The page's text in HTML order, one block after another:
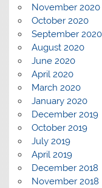
November 2020
October 2020
September 2020
August 2020
June 2020
April 2020
March 2020
January 2020
December 2019
October 2019
July 2019
April 2019
December 2018
November 2018